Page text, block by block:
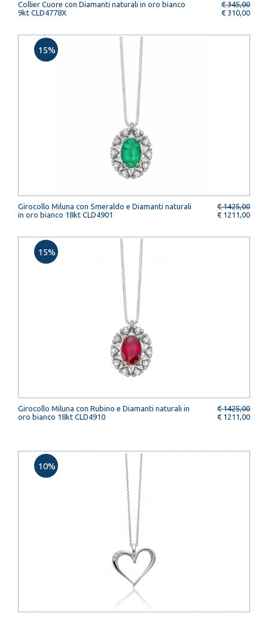
Collier Cuore con Diamanti naturali in oro bianco
9kt CLD4778X
€ 345,00
€ 310,00
Girocollo Miluna con Smeraldo e Diamanti naturali
in oro bianco 18kt CLD4901
€ 1425,00
€ 1211,00
15%
Girocollo Miluna con Rubino e Diamanti naturali in
oro bianco 18kt CLD4910
€ 1425,00
€ 1211,00
15%
10%